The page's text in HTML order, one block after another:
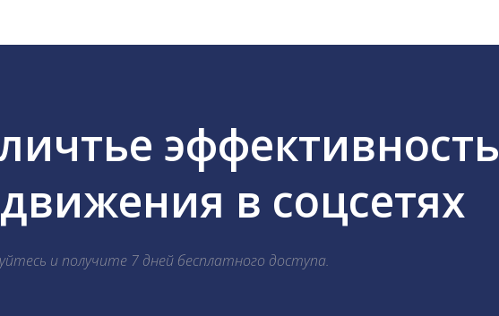
эффективность
в соцсетях
и получите 7 дней бесплатного доступа.